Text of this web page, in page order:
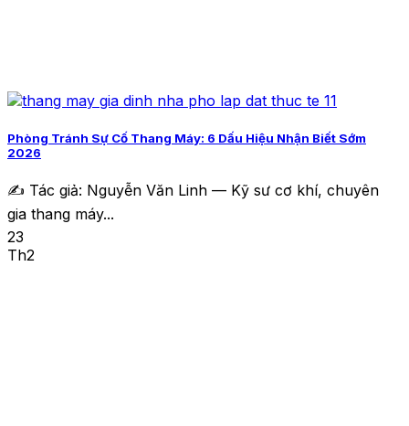
Phòng Tránh Sự Cố Thang Máy: 6 Dấu Hiệu Nhận Biết Sớm
2026
✍️ Tác giả: Nguyễn Văn Linh — Kỹ sư cơ khí, chuyên
gia thang máy...
23
Th2